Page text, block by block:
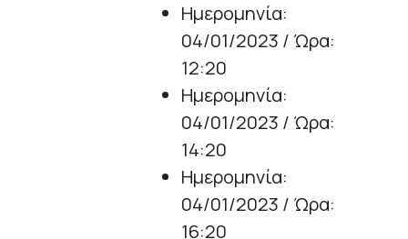
Ημερομηνία:
04/01/2023 / Ώρα:
12:20
Ημερομηνία:
04/01/2023 / Ώρα:
14:20
Ημερομηνία:
04/01/2023 / Ώρα:
16:20